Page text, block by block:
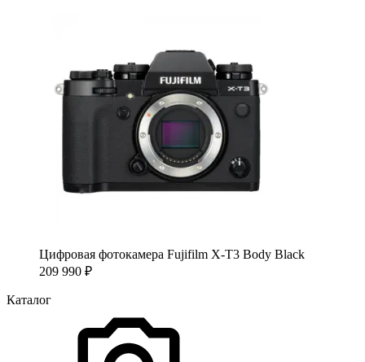
Цифровая фотокамера Fujifilm X-T3 Body Black
209 990 ₽
Каталог